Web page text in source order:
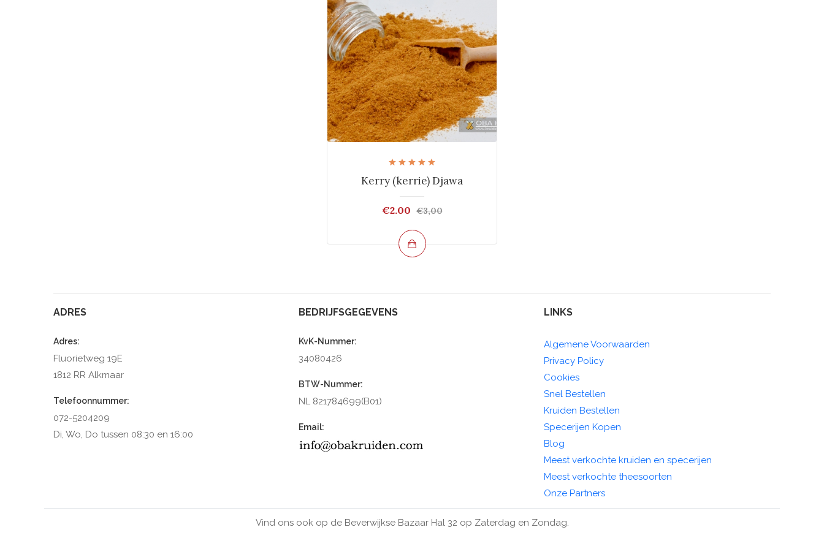
Kerry (kerrie) Djawa
€2.00 €3,00
ADRES
Adres:
Fluorietweg 19E
1812 RR Alkmaar
Telefoonnummer:
072-5204209
Di, Wo, Do tussen 08:30 en 16:00
BEDRIJFSGEGEVENS
KvK-Nummer:
34080426
BTW-Nummer:
NL 821784699(B01)
Email:
LINKS
Algemene Voorwaarden
Privacy Policy
Cookies
Snel Bestellen
Kruiden Bestellen
Specerijen Kopen
Blog
Meest verkochte kruiden en specerijen
Meest verkochte theesoorten
Onze Partners
Vind ons ook op de Beverwijkse Bazaar Hal 32 op Zaterdag en Zondag.